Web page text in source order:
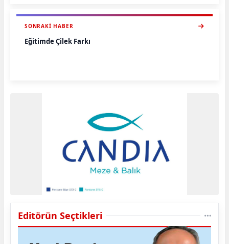
SONRAKI HABER
Eğitimde Çilek Farkı
Editörün Seçtikleri